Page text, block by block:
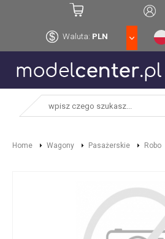
Waluta: PLN
Home Wagony Pasażerskie Robo